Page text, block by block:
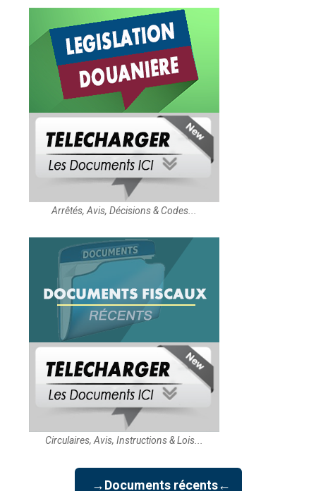
Arrêtés, Avis, Décisions & Codes...
Circulaires, Avis, Instructions & Lois...
→Documents récents←